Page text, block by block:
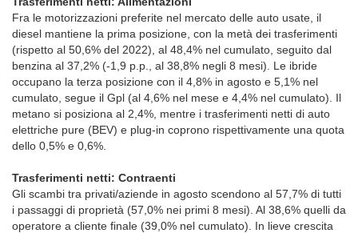
Fra le motorizzazioni preferite nel mercato delle auto usate, il
diesel mantiene la prima posizione, con la metà dei trasferimenti
(rispetto al 50,6% del 2022), al 48,4% nel cumulato, seguito dal
benzina al 37,2% (-1,9 p.p., al 38,8% negli 8 mesi). Le ibride
occupano la terza posizione con il 4,8% in agosto e 5,1% nel
cumulato, segue il Gpl (al 4,6% nel mese e 4,4% nel cumulato). Il
metano si posiziona al 2,4%, mentre i trasferimenti netti di auto
elettriche pure (BEV) e plug-in coprono rispettivamente una quota
dello 0,5% e 0,6%.
Trasferimenti netti: Contraenti
Gli scambi tra privati/aziende in agosto scendono al 57,7% di tutti
i passaggi di proprietà (57,0% nei primi 8 mesi). Al 38,6% quelli da
operatore a cliente finale (39,0% nel cumulato). In lieve crescita